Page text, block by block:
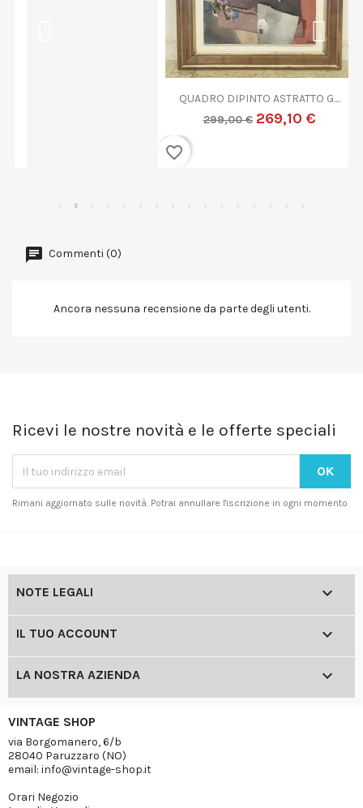
QUADRO DIPINTO ASTRATTO G....
269,10 €
Commenti (0)
Ancora nessuna recensione da parte degli utenti.
Ricevi le nostre novità e le offerte speciali
Rimani aggiornato sulle novità. Potrai annullare l'iscrizione in ogni momento.
NOTE LEGALI 
IL TUO ACCOUNT 
LA NOSTRA AZIENDA 
VINTAGE SHOP
via Borgomanero, 6/b
28040 Paruzzaro (NO)
email: info@vintage-shop.it
Orari Negozio